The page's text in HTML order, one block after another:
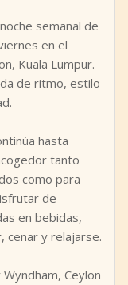
semanal de
en el
Kuala Lumpur.
de ritmo, estilo
hasta
tanto
como para
de
en bebidas,
cenar y relajarse.
Ceylon